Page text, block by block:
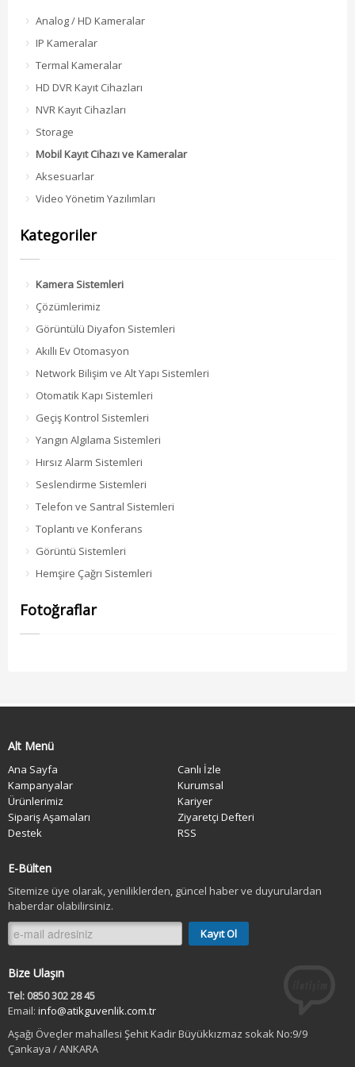
Otomatik olarak Açma / Kapatma Dahili 3G
(CDMA, EVDO, TD-SCDMA) SIM Kart Modülü
Analog / HD Kameralar
IP Kameralar
Termal Kameralar
HD DVR Kayıt Cihazları
NVR Kayıt Cihazları
Storage
Mobil Kayıt Cihazı ve Kameralar
Aksesuarlar
Video Yönetim Yazılımları
Kategoriler
Kamera Sistemleri
Çözümlerimiz
Görüntülü Diyafon Sistemleri
Akıllı Ev Otomasyon
Network Bilişim ve Alt Yapı Sistemleri
Otomatik Kapı Sistemleri
Geçiş Kontrol Sistemleri
Yangın Algılama Sistemleri
Hırsız Alarm Sistemleri
Seslendirme Sistemleri
Telefon ve Santral Sistemleri
Toplantı ve Konferans
Görüntü Sistemleri
Hemşire Çağrı Sistemleri
Fotoğraflar
Alt Menü
Ana Sayfa
Canlı İzle
Kampanyalar
Kurumsal
Ürünlerimiz
Kariyer
Sipariş Aşamaları
Ziyaretçi Defteri
Destek
RSS
E-Bülten
Sitemize üye olarak, yeniliklerden, güncel haber ve duyurulardan
haberdar olabilirsiniz.
Bize Ulaşın
Tel: 0850 302 28 45
Email: info@atikguvenlik.com.tr
Aşağı Öveçler mahallesi Şehit Kadir Büyükkızmaz sokak No:9/9
Çankaya / ANKARA